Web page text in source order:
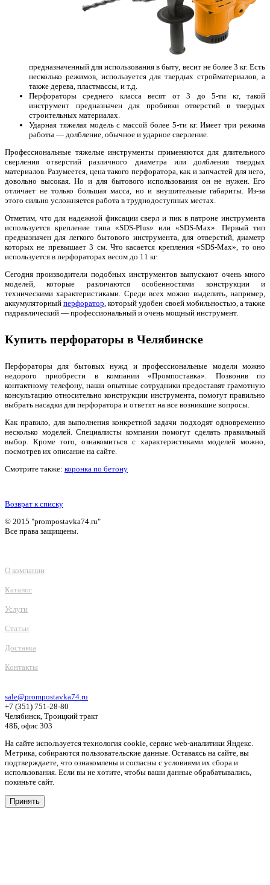
предназначенный для использования в быту, весит не более 3 кг. Есть
несколько режимов, используется для твердых стройматериалов, а
также дерева, пластмассы, и т.д.
Перфораторы среднего класса весят от 3 до 5-ти кг, такой
инструмент предназначен для пробивки отверстий в твердых
строительных материалах.
Ударная тяжелая модель с массой более 5-ти кг. Имеет три режима
работы — долбление, обычное и ударное сверление.
Профессиональные тяжелые инструменты применяются для длительного
сверления отверстий различного диаметра или долбления твердых
материалов. Разумеется, цена такого перфоратора, как и запчастей для него,
довольно высокая. Но и для бытового использования он не нужен. Его
отличает не только большая масса, но и внушительные габариты. Из-за
этого сильно усложняется работа в труднодоступных местах.
Отметим, что для надежной фиксации сверл и пик в патроне инструмента
используется крепление типа «SDS-Plus» или «SDS-Max». Первый тип
предназначен для легкого бытового инструмента, для отверстий, диаметр
которых не превышает 3 см. Что касается крепления «SDS-Max», то оно
используется в перфораторах весом до 11 кг.
Сегодня производители подобных инструментов выпускают очень много
моделей, которые различаются особенностями конструкции и
техническими характеристиками. Среди всех можно выделить, например,
аккумуляторныйперфоратор , который удобен своей мобильностью, а также
гидравлический — профессиональный и очень мощный инструмент.
Купить перфораторы в Челябинске
Перфораторы для бытовых нужд и профессиональные модели можно
недорого приобрести в компании «Промпоставка». Позвонив по
контактному телефону, наши опытные сотрудники предоставят грамотную
консультацию относительно конструкции инструмента, помогут правильно
выбрать насадки для перфоратора и ответят на все возникшие вопросы.
Как правило, для выполнения конкретной задачи подходят одновременно
несколько моделей. Специалисты компании помогут сделать правильный
выбор. Кроме того, ознакомиться с характеристиками моделей можно,
посмотрев их описание на сайте.
Смотрите также: коронка по бетону
Возврат к списку
© 2015 "prompostavka74.ru"
Все права защищены.
О компании
Каталог
Услуги
Статьи
Доставка
Контакты
sale@prompostavka74.ru
+7 (351) 751-28-80
Челябинск, Троицкий тракт
48Б, офис 303
На сайте используется технология cookie, сервис web-аналитики Яндекс.
Метрика, собираются пользовательские данные. Оставаясь на сайте, вы
подтверждаете, что ознакомлены и согласны с условиями их сбора и
использования. Если вы не хотите, чтобы ваши данные обрабатывались,
покиньте сайт.
Принять